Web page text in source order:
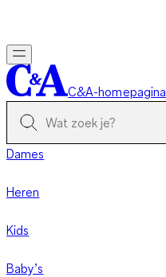
C&A-homepagina
Dames
Heren
Kids
Baby’s